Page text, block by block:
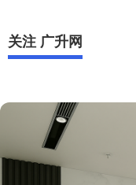
关注 广升网